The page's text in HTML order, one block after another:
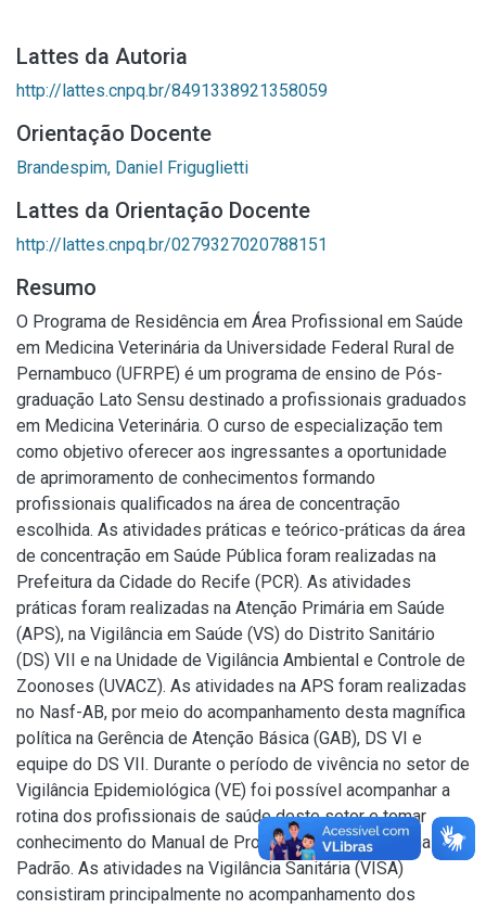
Lattes da Autoria
http://lattes.cnpq.br/8491338921358059
Orientação Docente
Brandespim, Daniel Friguglietti
Lattes da Orientação Docente
http://lattes.cnpq.br/0279327020788151
Resumo
O Programa de Residência em Área Profissional em Saúde
em Medicina Veterinária da Universidade Federal Rural de
Pernambuco (UFRPE) é um programa de ensino de Pós-
graduação Lato Sensu destinado a profissionais graduados
em Medicina Veterinária. O curso de especialização tem
como objetivo oferecer aos ingressantes a oportunidade
de aprimoramento de conhecimentos formando
profissionais qualificados na área de concentração
escolhida. As atividades práticas e teórico-práticas da área
de concentração em Saúde Pública foram realizadas na
Prefeitura da Cidade do Recife (PCR). As atividades
práticas foram realizadas na Atenção Primária em Saúde
(APS), na Vigilância em Saúde (VS) do Distrito Sanitário
(DS) VII e na Unidade de Vigilância Ambiental e Controle de
Zoonoses (UVACZ). As atividades na APS foram realizadas
no Nasf-AB, por meio do acompanhamento desta magnífica
política na Gerência de Atenção Básica (GAB), DS VI e
equipe do DS VII. Durante o período de vivência no setor de
Vigilância Epidemiológica (VE) foi possível acompanhar a
rotina dos profissionais de saúde deste setor e tomar
conhecimento do Manual de Procedimento Operacional
Padrão. As atividades na Vigilância Sanitária (VISA)
consistiram principalmente no acompanhamento dos